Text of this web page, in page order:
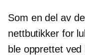
Som en del av
nettbutikker for
ble opprettet